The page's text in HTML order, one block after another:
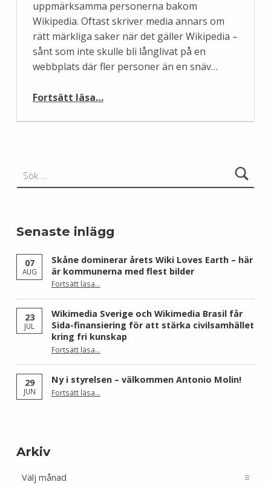
uppmärksamma personerna bakom
Wikipedia. Oftast skriver media annars om
rätt märkliga saker när det gäller Wikipedia –
sånt som inte skulle bli långlivat på en
webbplats där fler personer än en snäv…
Fortsätt läsa…
Senaste inlägg
07
AUG
Skåne dominerar årets Wiki Loves Earth – här
är kommunerna med flest bilder
Fortsätt läsa“Skåne dominerar årets Wiki Loves Earth – här är kommunerna med flest bilder”
…
23
JUL
Wikimedia Sverige och Wikimedia Brasil får
Sida-finansiering för att stärka civilsamhället
kring fri kunskap
Fortsätt läsa“Wikimedia Sverige och Wikimedia Brasil får Sida-finansiering för att stärka civilsamhället kring fri kunskap”
…
29
JUN
Ny i styrelsen – välkommen Antonio Molin!
Fortsätt läsa“Ny i styrelsen – välkommen Antonio Molin!”
…
Arkiv